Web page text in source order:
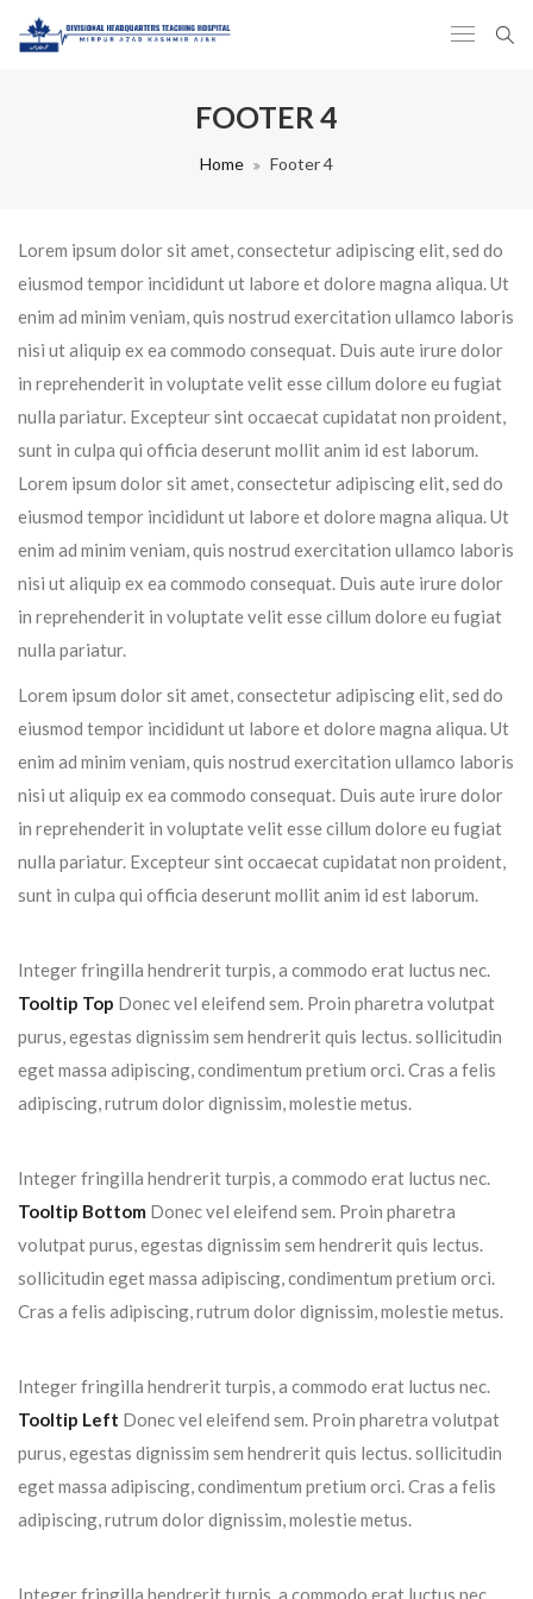
FOOTER 4
Home Footer 4
Lorem ipsum dolor sit amet, consectetur adipiscing elit, sed do
eiusmod tempor incididunt ut labore et dolore magna aliqua. Ut
enim ad minim veniam, quis nostrud exercitation ullamco laboris
nisi ut aliquip ex ea commodo consequat. Duis aute irure dolor
in reprehenderit in voluptate velit esse cillum dolore eu fugiat
nulla pariatur. Excepteur sint occaecat cupidatat non proident,
sunt in culpa qui officia deserunt mollit anim id est laborum.
Lorem ipsum dolor sit amet, consectetur adipiscing elit, sed do
eiusmod tempor incididunt ut labore et dolore magna aliqua. Ut
enim ad minim veniam, quis nostrud exercitation ullamco laboris
nisi ut aliquip ex ea commodo consequat. Duis aute irure dolor
in reprehenderit in voluptate velit esse cillum dolore eu fugiat
nulla pariatur.
Lorem ipsum dolor sit amet, consectetur adipiscing elit, sed do
eiusmod tempor incididunt ut labore et dolore magna aliqua. Ut
enim ad minim veniam, quis nostrud exercitation ullamco laboris
nisi ut aliquip ex ea commodo consequat. Duis aute irure dolor
in reprehenderit in voluptate velit esse cillum dolore eu fugiat
nulla pariatur. Excepteur sint occaecat cupidatat non proident,
sunt in culpa qui officia deserunt mollit anim id est laborum.
Integer fringilla hendrerit turpis, a commodo erat luctus nec.
Tooltip Top Donec vel eleifend sem. Proin pharetra volutpat
purus, egestas dignissim sem hendrerit quis lectus. sollicitudin
eget massa adipiscing, condimentum pretium orci. Cras a felis
adipiscing, rutrum dolor dignissim, molestie metus.
Integer fringilla hendrerit turpis, a commodo erat luctus nec.
Tooltip Bottom Donec vel eleifend sem. Proin pharetra
volutpat purus, egestas dignissim sem hendrerit quis lectus.
sollicitudin eget massa adipiscing, condimentum pretium orci.
Cras a felis adipiscing, rutrum dolor dignissim, molestie metus.
Integer fringilla hendrerit turpis, a commodo erat luctus nec.
Tooltip Left Donec vel eleifend sem. Proin pharetra volutpat
purus, egestas dignissim sem hendrerit quis lectus. sollicitudin
eget massa adipiscing, condimentum pretium orci. Cras a felis
adipiscing, rutrum dolor dignissim, molestie metus.